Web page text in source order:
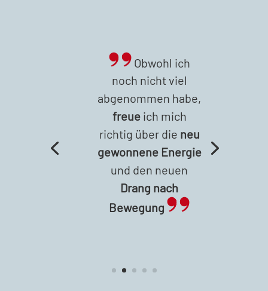
Obwohl ich
noch nicht viel
abgenommen habe,
freueich mich
richtig über die neu
gewonnene Energie
und den neuen
Drang nach
Bewegung